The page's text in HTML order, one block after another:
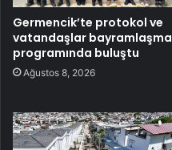
Germencik’te protokol ve
vatandaşlar bayramlaşma
programında buluştu
Ağustos 8, 2026